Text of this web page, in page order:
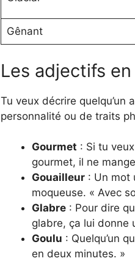
Gênant
Les adjectifs
Tu veux décrire
personnalité ou de traits
Gourmet : Si tu
gourmet, il ne
Gouailleur : Un mot
moqueuse. « Avec
Glabre : Pour dire
glabre, ça lui donne
Goulu : Quelqu’un
en deux minutes. »